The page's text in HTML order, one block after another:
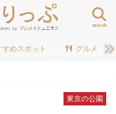
search
すめスポット グルメ
東京の公園